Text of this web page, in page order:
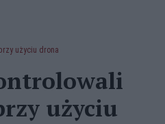
użyciu drona
użyciu